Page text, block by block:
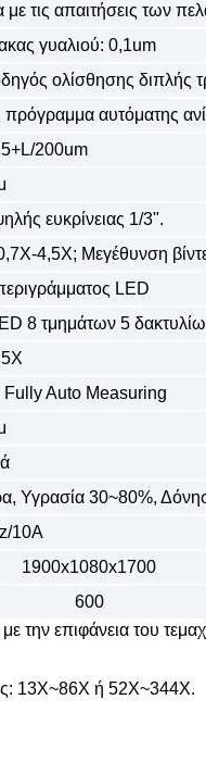
τις απαιτήσεις των
γυαλιού: 0,1um
ολίσθησης διπλής
πρόγραμμα αυτόματης
200um
ευκρίνειας 1/3".
4,5X; Μεγέθυνση
LED
8 τμημάτων 5
Fully Auto Measuring
30~80%,
10A
1900x1080x1700
600
την επιφάνεια του
13X~86X ή 52X~344X.